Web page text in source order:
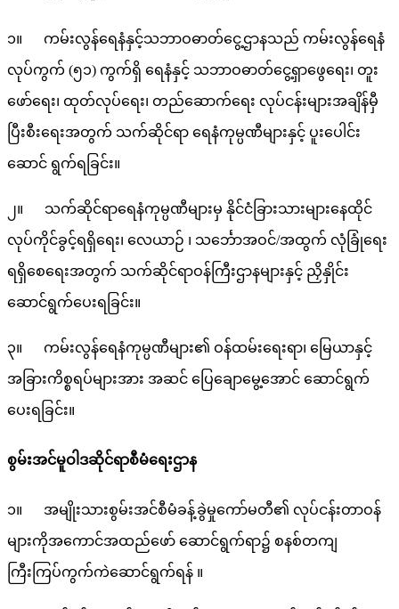
၁။ ကမ်းလွန်ရေနံနှင့်သဘာဝဓာတ်ငွေ့ဌာနသည် ကမ်းလွန်ရေနံ
လုပ်ကွက် (၅၁) ကွက်ရှိ ရေနံနှင့် သဘာဝဓာတ်ငွေ့ရှာဖွေရေး၊ တူး
ဖော်ရေး၊ ထုတ်လုပ်ရေး၊ တည်ဆောက်ရေး လုပ်ငန်းများအချိန်မှီ
ပြီးစီးရေးအတွက် သက်ဆိုင်ရာ ရေနံကုမ္ပဏီများနှင့် ပူးပေါင်း
ဆောင် ရွက်ရခြင်း။
၂။ သက်ဆိုင်ရာရေနံကုမ္ပဏီများမှ နိုင်ငံခြားသားများနေထိုင်
လုပ်ကိုင်ခွင့်ရရှိရေး၊ လေယာဉ် ၊ သင်္ဘောအဝင်/အထွက် လုံခြုံရေး
ရရှိစေရေးအတွက် သက်ဆိုင်ရာဝန်ကြီးဌာနများနှင့် ညှိနှိုင်း
ဆောင်ရွက်ပေးရခြင်း။
၃။ ကမ်းလွန်ရေနံကုမ္ပဏီများ၏ ဝန်ထမ်းရေးရာ၊ မြေယာနှင့်
အခြားကိစ္စရပ်များအား အဆင် ပြေချောမွေ့အောင် ဆောင်ရွက်
ပေးရခြင်း။
စွမ်းအင်မူဝါဒဆိုင်ရာစီမံရေးဌာန
၁။ အမျိုးသားစွမ်းအင်စီမံခန့်ခွဲမှုကော်မတီ၏ လုပ်ငန်းတာဝန်
များကိုအကောင်အထည်ဖော် ဆောင်ရွက်ရာ၌ စနစ်တကျ
ကြီးကြပ်ကွက်ကဲဆောင်ရွက်ရန် ။